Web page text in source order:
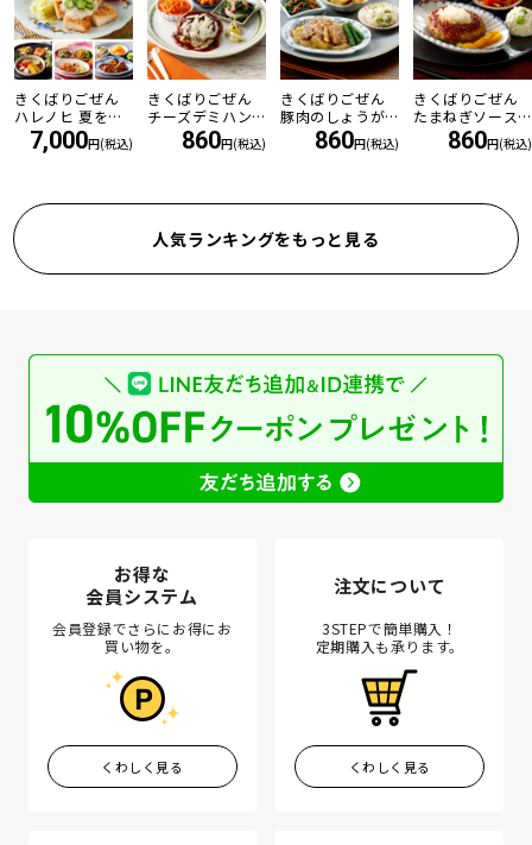
きくばりごぜん
ハレノヒ 夏を乗
り切る8食セット
・2026年8月
7,000円(税込)
きくばりごぜん
チーズデミハン
バーグ860円(税込)
きくばりごぜん
豚肉のしょうが
860円(税込)
きくばりごぜん
たまねぎソース
の和風ハンバー
860円(税込)
人気ランキングをもっと見る
お得な
会員システム
会員登録でさらにお得にお
買い物を。
くわしく見る
注文について
3STEPで簡単購入！
定期購入も承ります。
くわしく見る